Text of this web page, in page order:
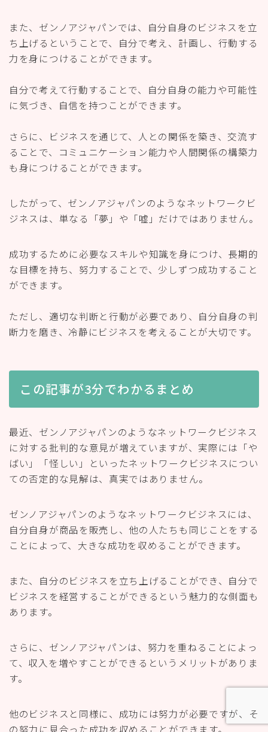
また、ゼンノアジャパンでは、自分自身のビジネスを立
ち上げるということで、自分で考え、計画し、行動する
力を身につけることができます。
自分で考えて行動することで、自分自身の能力や可能性
に気づき、自信を持つことができます。
さらに、ビジネスを通じて、人との関係を築き、交流す
ることで、コミュニケーション能力や人間関係の構築力
も身につけることができます。
したがって、ゼンノアジャパンのようなネットワークビ
ジネスは、単なる「夢」や「嘘」だけではありません。
成功するために必要なスキルや知識を身につけ、長期的
な目標を持ち、努力することで、少しずつ成功すること
ができます。
ただし、適切な判断と行動が必要であり、自分自身の判
断力を磨き、冷静にビジネスを考えることが大切です。
この記事が3分でわかるまとめ
最近、ゼンノアジャパンのようなネットワークビジネス
に対する批判的な意見が増えていますが、実際には「や
ばい」「怪しい」といったネットワークビジネスについ
ての否定的な見解は、真実ではありません。
ゼンノアジャパンのようなネットワークビジネスには、
自分自身が商品を販売し、他の人たちも同じことをする
ことによって、大きな成功を収めることができます。
また、自分のビジネスを立ち上げることができ、自分で
ビジネスを経営することができるという魅力的な側面も
あります。
さらに、ゼンノアジャパンは、努力を重ねることによっ
て、収入を増やすことができるというメリットがありま
す。
他のビジネスと同様に、成功には努力が必要ですが、そ
の努力に見合った成功を収めることができます。